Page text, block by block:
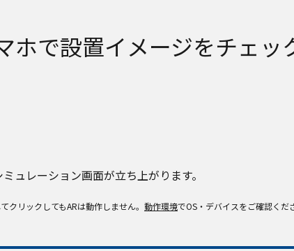
ホで設置イメージをチェッ
ュレーション画面が立ち上がります。
クリックしてもARは動作しません。 動作環境でOS・デバイスをご確認くだ